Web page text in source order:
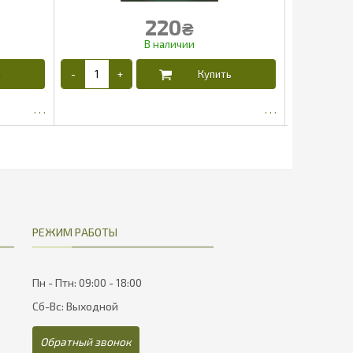
220₴
РЕЖИМ РАБОТЫ
Пн - Птн: 09:00 - 18:00
Сб-Вс: Выходной
Обратный звонок